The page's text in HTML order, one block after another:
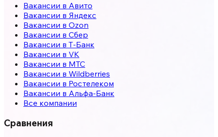
Вакансии в Авито
Вакансии в Яндекс
Вакансии в Ozon
Вакансии в Сбер
Вакансии в Т-Банк
Вакансии в VK
Вакансии в МТС
Вакансии в Wildberries
Вакансии в Ростелеком
Вакансии в Альфа-Банк
Все компании
Сравнения